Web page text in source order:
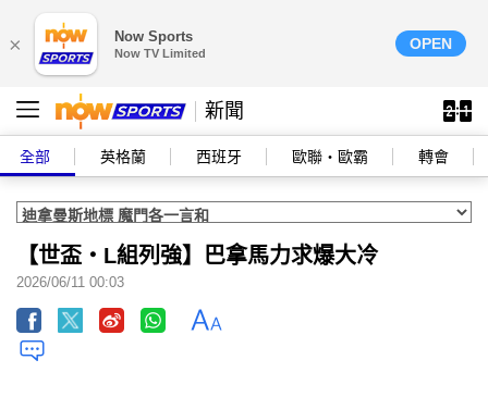
× Now Sports
Now TV Limited
OPEN
新聞
全部 英格蘭 西班牙 歐聯‧歐霸 轉會
【世盃‧L組列強】巴拿馬力求爆大冷
2026/06/11 00:03